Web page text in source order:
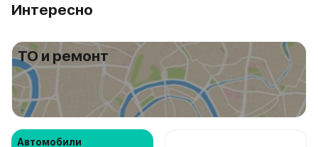
Интересно
ТО и ремонт
Автомобили